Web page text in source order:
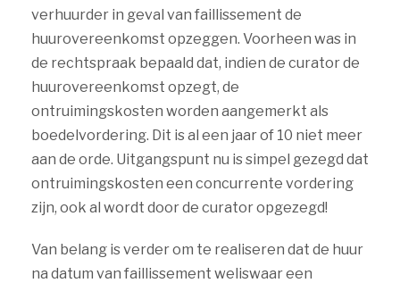
verhuurder in geval van faillissement de
huurovereenkomst opzeggen. Voorheen was in
de rechtspraak bepaald dat, indien de curator de
huurovereenkomst opzegt, de
ontruimingskosten worden aangemerkt als
boedelvordering. Dit is al een jaar of 10 niet meer
aan de orde. Uitgangspunt nu is simpel gezegd dat
ontruimingskosten een concurrente vordering
zijn, ook al wordt door de curator opgezegd!
Van belang is verder om te realiseren dat de huur
na datum van faillissement weliswaar een